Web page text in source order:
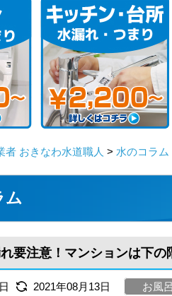
者 おきなわ水道職人 > 水のコラム
ム
要注意！マンションは下の
2021年08月13日 お風